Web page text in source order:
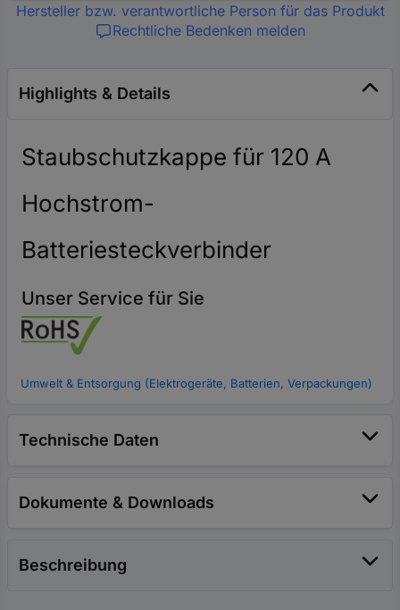
Hersteller bzw. verantwortliche Person für das Produkt
Rechtliche Bedenken melden
Highlights & Details
Staubschutzkappe für 120 A
Hochstrom-
Batteriesteckverbinder
Unser Service für Sie
Umwelt & Entsorgung (Elektrogeräte, Batterien, Verpackungen)
Technische Daten
Dokumente & Downloads
Beschreibung